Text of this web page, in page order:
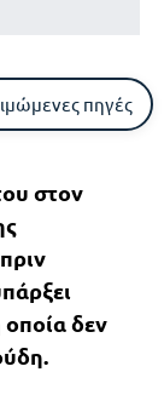
πηγές
στον
οποία δεν